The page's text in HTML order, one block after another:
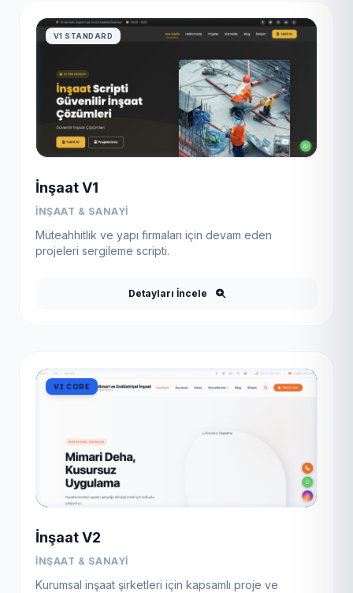
V1 STANDARD
İnşaat V1
İNŞAAT & SANAYI
Müteahhitlik ve yapı firmaları için devam eden
projeleri sergileme scripti.
Detayları İncele
V2 CORE
İnşaat V2
İNŞAAT & SANAYI
Kurumsal inşaat şirketleri için kapsamlı proje ve